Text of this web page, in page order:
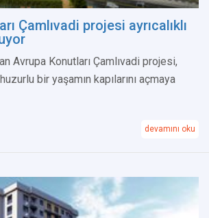
Çamlıvadi projesi ayrıcalıklı
Avrupa Konutları Çamlıvadi projesi,
bir yaşamın kapılarını açmaya
devamını oku